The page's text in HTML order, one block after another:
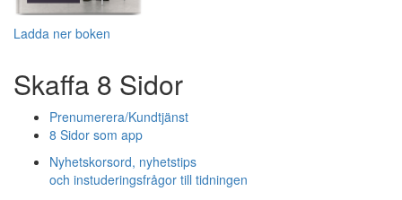
Ladda ner boken
Skaffa 8 Sidor
Prenumerera/Kundtjänst
8 Sidor som app
Nyhetskorsord, nyhetstips
och instuderingsfrågor till tidningen